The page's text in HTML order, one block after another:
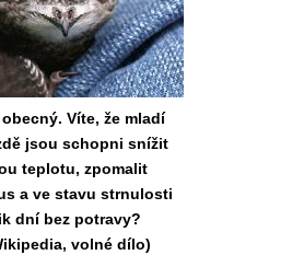
Víte, že mladí
jsou schopni snížit
teplotu, zpomalit
a ve stavu strnulosti
dní bez potravy?
volné dílo)